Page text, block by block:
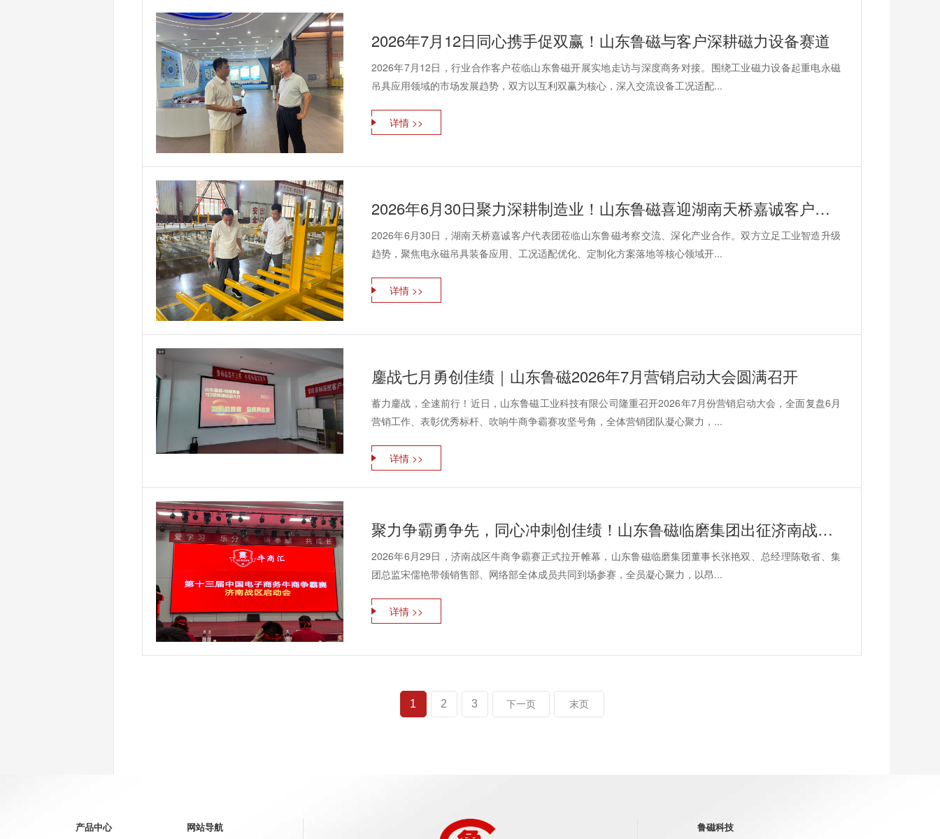
2026年7月12日同心携手促双赢！山东鲁磁与客户深耕磁力设备赛道
2026年7月12日，行业合作客户莅临山东鲁磁开展实地走访与深度商务对接。围绕工业磁力设备起重电永磁
吊具应用领域的市场发展趋势，双方以互利双赢为核心，深入交流设备工况适配...
详情 >>
2026年6月30日聚力深耕制造业！山东鲁磁喜迎湖南天桥嘉诚客户到访，双向赋能共赢发展
2026年6月30日，湖南天桥嘉诚客户代表团莅临山东鲁磁考察交流、深化产业合作。双方立足工业智造升级
趋势，聚焦电永磁吊具装备应用、工况适配优化、定制化方案落地等核心领域开...
详情 >>
鏖战七月勇创佳绩｜山东鲁磁2026年7月营销启动大会圆满召开
蓄力鏖战，全速前行！近日，山东鲁磁工业科技有限公司隆重召开2026年7月份营销启动大会，全面复盘6月
营销工作、表彰优秀标杆、吹响牛商争霸赛攻坚号角，全体营销团队凝心聚力，...
详情 >>
聚力争霸勇争先，同心冲刺创佳绩！山东鲁磁临磨集团出征济南战区牛商争霸赛
2026年6月29日，济南战区牛商争霸赛正式拉开帷幕，山东鲁磁临磨集团董事长张艳双、总经理陈敬省、集
团总监宋儒艳带领销售部、网络部全体成员共同到场参赛，全员凝心聚力，以昂...
详情 >>
1 2 3 下一页 末页
产品中心 网站导航 鲁磁科技